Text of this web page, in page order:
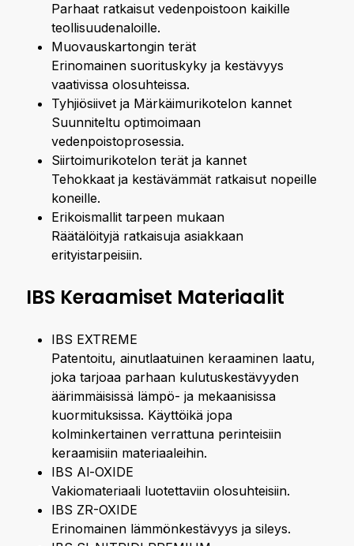
Parhaat ratkaisut vedenpoistoon kaikille
teollisuudenaloille.
Muovauskartongin terät
Erinomainen suorituskyky ja kestävyys
vaativissa olosuhteissa.
Tyhjiösiivet ja Märkäimurikotelon kannet
Suunniteltu optimoimaan
vedenpoistoprosessia.
Siirtoimurikotelon terät ja kannet
Tehokkaat ja kestävämmät ratkaisut nopeille
koneille.
Erikoismallit tarpeen mukaan
Räätälöityjä ratkaisuja asiakkaan
erityistarpeisiin.
IBS Keraamiset Materiaalit
IBS EXTREME
Patentoitu, ainutlaatuinen keraaminen laatu,
joka tarjoaa parhaan kulutuskestävyyden
äärimmäisissä lämpö- ja mekaanisissa
kuormituksissa. Käyttöikä jopa
kolminkertainen verrattuna perinteisiin
keraamisiin materiaaleihin.
IBS Al-OXIDE
Vakiomateriaali luotettaviin olosuhteisiin.
IBS ZR-OXIDE
Erinomainen lämmönkestävyys ja sileys.